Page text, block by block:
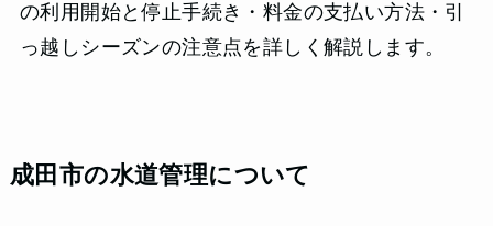
の利用開始と停止手続き・料金の支払い方法・引
っ越しシーズンの注意点を詳しく解説します。
成田市の水道管理について